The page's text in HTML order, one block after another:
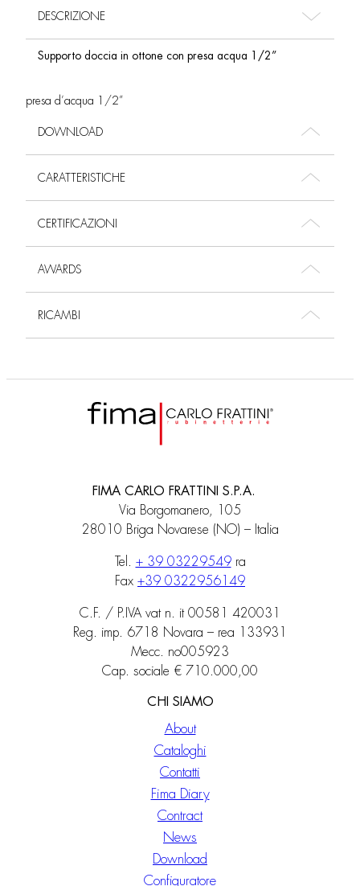
DESCRIZIONE
Supporto doccia in ottone con presa acqua 1/2”
presa d’acqua 1/2”
DOWNLOAD
CARATTERISTICHE
CERTIFICAZIONI
AWARDS
RICAMBI
FIMA CARLO FRATTINI S.P.A.
Via Borgomanero, 105
28010 Briga Novarese (NO) – Italia
Tel. + 39 03229549ra
Fax +39 0322956149
C.F. / P.IVA vat n. it 00581 420031
Reg. imp. 6718 Novara – rea 133931
Mecc. no005923
Cap. sociale € 710.000,00
CHI SIAMO
About
Cataloghi
Contatti
Fima Diary
Contract
News
Download
Configuratore